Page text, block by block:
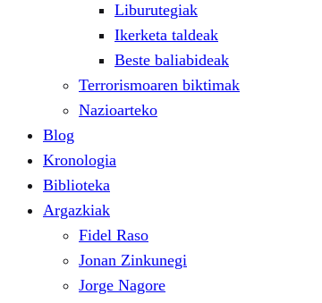
Liburutegiak
Ikerketa taldeak
Beste baliabideak
Terrorismoaren biktimak
Nazioarteko
Blog
Kronologia
Biblioteka
Argazkiak
Fidel Raso
Jonan Zinkunegi
Jorge Nagore